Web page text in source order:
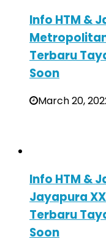
Info HTM &
Metropolitan
Terbaru
Soon
March 20,
Info HTM &
Jayapura
Terbaru
Soon